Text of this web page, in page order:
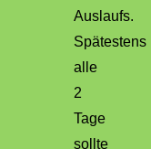
Auslaufs.
Spätestens
alle
2
Tage
sollte